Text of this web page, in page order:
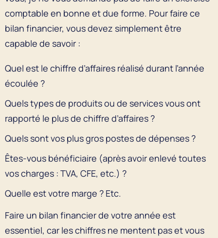
comptable en bonne et due forme. Pour faire ce
bilan financier, vous devez simplement être
capable de savoir :
Quel est le chiffre d’affaires réalisé durant l’année
écoulée ?
Quels types de produits ou de services vous ont
rapporté le plus de chiffre d’affaires ?
Quels sont vos plus gros postes de dépenses ?
Êtes-vous bénéficiaire (après avoir enlevé toutes
vos charges : TVA, CFE, etc.) ?
Quelle est votre marge ? Etc.
Faire un bilan financier de votre année est
essentiel, car les chiffres ne mentent pas et vous